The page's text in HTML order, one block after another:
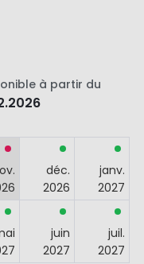
à partir du
déc.
2026
janv.
2027
juin
2027
juil.
2027